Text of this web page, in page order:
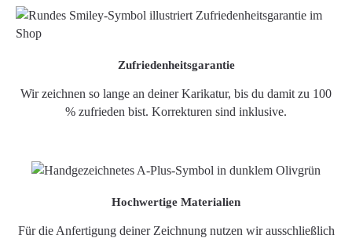
Zufriedenheitsgarantie
Wir zeichnen so lange an deiner Karikatur, bis du damit zu 100
% zufrieden bist. Korrekturen sind inklusive.
Hochwertige Materialien
Für die Anfertigung deiner Zeichnung nutzen wir ausschließlich